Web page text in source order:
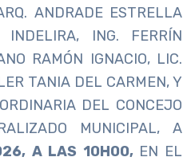
ANDRADE ESTRELLA
ING. FERRÍN
RAMÓN IGNACIO, LIC.
TANIA DEL CARMEN, Y
DEL CONCEJO
MUNICIPAL, A
A LAS 10H00,EN EL